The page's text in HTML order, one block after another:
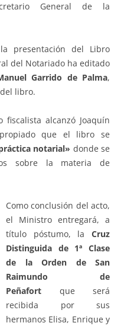
General de la
presentación del Libro
del Notariado ha editado
Garrido de Palma,
libro.
alcanzó Joaquín
que el libro se
notarial» donde se
sobre la materia de
Como conclusión del acto,
el Ministro entregará, a
título póstumo, la Cruz
Distinguida de 1ª Clase
de la Orden de San
Raimundo de
Peñafort que será
recibida por sus
hermanos Elisa, Enrique y